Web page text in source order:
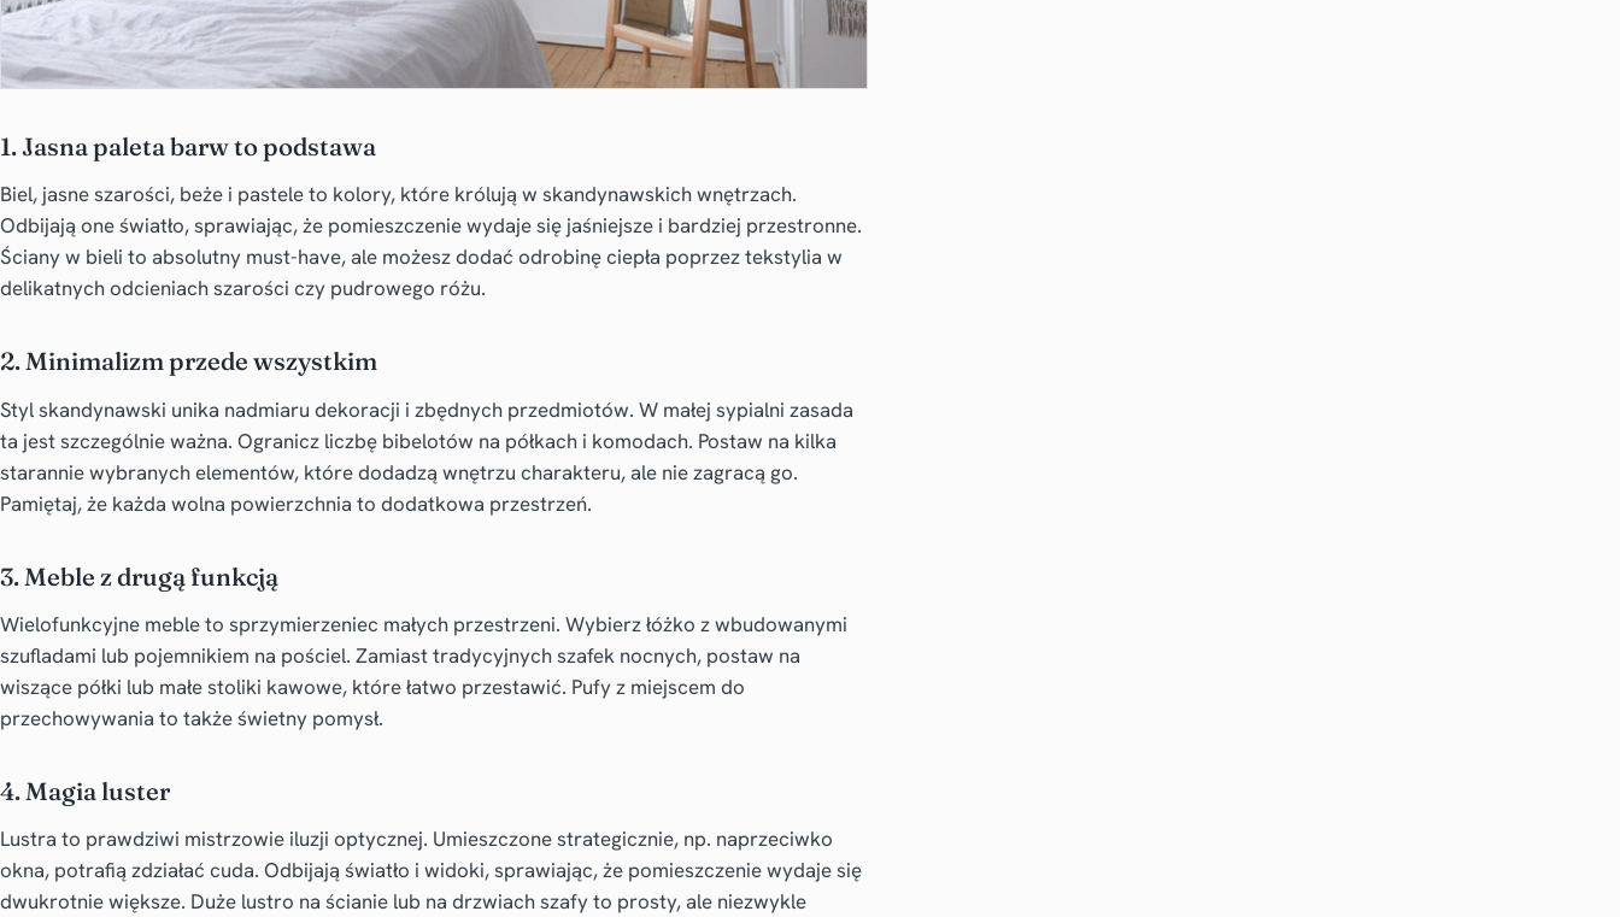
1. Jasna paleta barw to podstawa
Biel, jasne szarości, beże i pastele to kolory, które królują w skandynawskich wnętrzach.
Odbijają one światło, sprawiając, że pomieszczenie wydaje się jaśniejsze i bardziej przestronne.
Ściany w bieli to absolutny must-have, ale możesz dodać odrobinę ciepła poprzez tekstylia w
delikatnych odcieniach szarości czy pudrowego różu.
2. Minimalizm przede wszystkim
Styl skandynawski unika nadmiaru dekoracji i zbędnych przedmiotów. W małej sypialni zasada
ta jest szczególnie ważna. Ogranicz liczbę bibelotów na półkach i komodach. Postaw na kilka
starannie wybranych elementów, które dodadzą wnętrzu charakteru, ale nie zagracą go.
Pamiętaj, że każda wolna powierzchnia to dodatkowa przestrzeń.
3. Meble z drugą funkcją
Wielofunkcyjne meble to sprzymierzeniec małych przestrzeni. Wybierz łóżko z wbudowanymi
szufladami lub pojemnikiem na pościel. Zamiast tradycyjnych szafek nocnych, postaw na
wiszące półki lub małe stoliki kawowe, które łatwo przestawić. Pufy z miejscem do
przechowywania to także świetny pomysł.
4. Magia luster
Lustra to prawdziwi mistrzowie iluzji optycznej. Umieszczone strategicznie, np. naprzeciwko
okna, potrafią zdziałać cuda. Odbijają światło i widoki, sprawiając, że pomieszczenie wydaje się
dwukrotnie większe. Duże lustro na ścianie lub na drzwiach szafy to prosty, ale niezwykle